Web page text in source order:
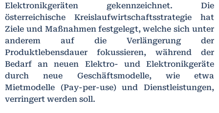
Elektronikgeräten gekennzeichnet. Die
österreichische Kreislaufwirtschaftsstrategie hat
Ziele und Maßnahmen festgelegt, welche sich unter
anderem auf die Verlängerung der
Produktlebensdauer fokussieren, während der
Bedarf an neuen Elektro- und Elektronikgeräte
durch neue Geschäftsmodelle, wie etwa
Mietmodelle (Pay-per-use) und Dienstleistungen,
verringert werden soll.